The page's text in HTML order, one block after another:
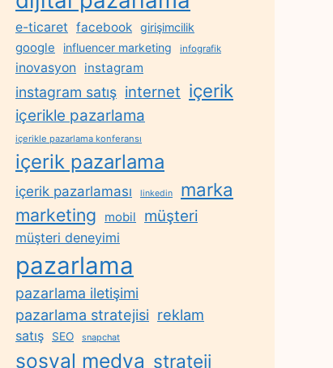
e-ticaret facebook girişimcilik
google influencer marketing infografik
inovasyon instagram
instagram satış internet içerik
içerikle pazarlama
içerikle pazarlama konferansı
içerik pazarlama
içerik pazarlaması linkedin marka
marketing mobil müşteri
müşteri deneyimi
pazarlama
pazarlama iletişimi
pazarlama stratejisi reklam
satış SEO snapchat
sosyal medya strateji